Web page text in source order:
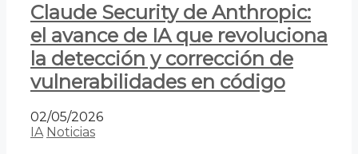
Claude Security de Anthropic:
el avance de IA que revoluciona
la detección y corrección de
vulnerabilidades en código
02/05/2026
IA Noticias